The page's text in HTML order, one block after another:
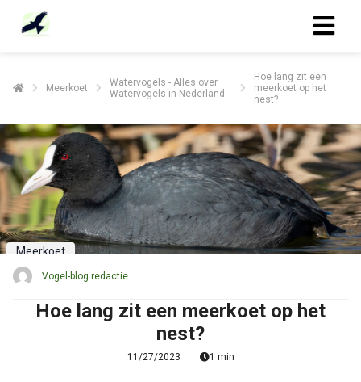
Meerkoet
Watervogels - Alles over
Watervogels in Nederland
Hoe lang zit een
meerkoet op het
nest?
Meerkoet
Vogel-blog redactie
Hoe lang zit een meerkoet op het
nest?
11/27/2023 1 min